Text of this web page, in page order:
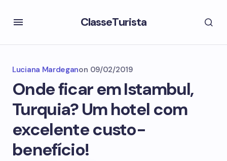
ClasseTurista
Luciana Mardeganon 09/02/2019
Onde ficar em Istambul,
Turquia? Um hotel com
excelente custo-
benefício!